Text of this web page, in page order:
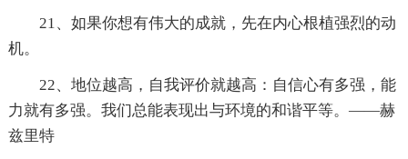
21、如果你想有伟大的成就，先在内心根植强烈的动
机。
22、地位越高，自我评价就越高：自信心有多强，能
力就有多强。我们总能表现出与环境的和谐平等。——赫
兹里特